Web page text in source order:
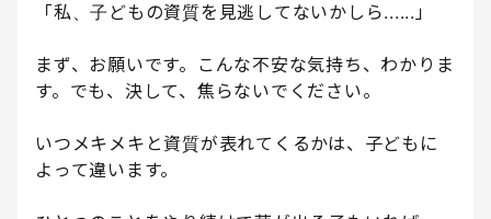
「私、子どもの資質を見逃してないかしら......」
まず、お願いです。こんな不安な気持ち、わかりま
す。でも、決して、焦らないでください。
いつメキメキと資質が表れてくるかは、子どもに
よって違います。